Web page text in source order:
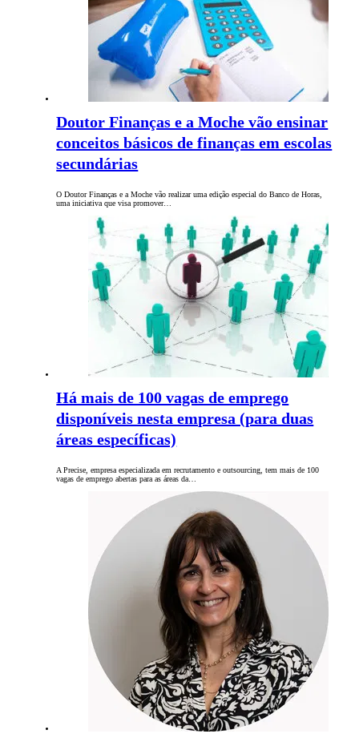
Doutor Finanças e a Moche vão ensinar
conceitos básicos de finanças em escolas
secundárias
O Doutor Finanças e a Moche vão realizar uma edição especial do Banco de Horas,
uma iniciativa que visa promover…
Há mais de 100 vagas de emprego
disponíveis nesta empresa (para duas
áreas específicas)
A Precise, empresa especializada em recrutamento e outsourcing, tem mais de 100
vagas de emprego abertas para as áreas da…